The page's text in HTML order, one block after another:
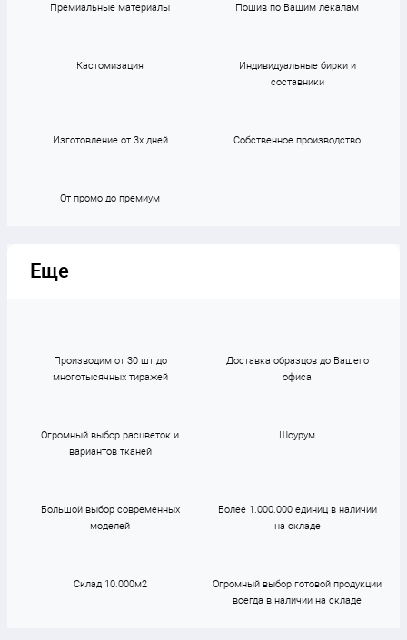
Премиальные материалы Пошив по Вашим лекалам
Кастомизация
Индивидуальные бирки и
составники
Изготовление от 3х дней Собственное производство
От промо до премиум
Еще
Производим от 30 шт до
многотысячных тиражей
Доставка образцов до Вашего
офиса
Огромный выбор расцветок и
вариантов тканей
Шоурум
Большой выбор современных
моделей
Более 1.000.000 единиц в наличии
на складе
Склад 10.000м2
Огромный выбор готовой продукции
всегда в наличии на складе